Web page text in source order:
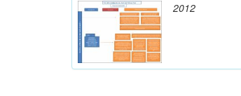
2012